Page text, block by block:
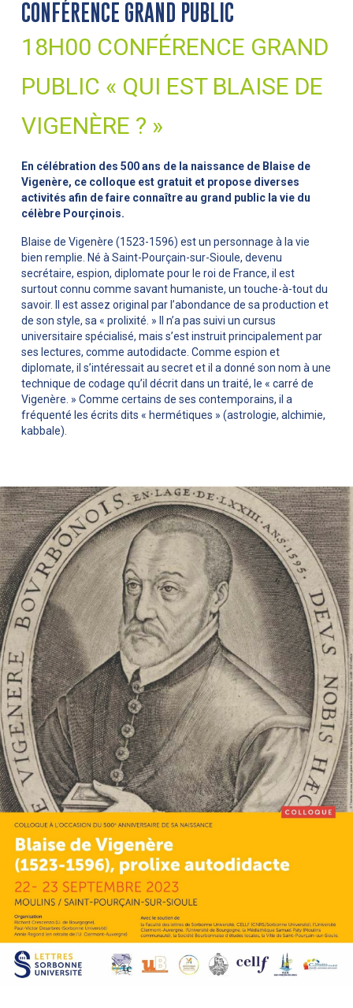
CONFÉRENCE GRAND PUBLIC
18H00 CONFÉRENCE GRAND
PUBLIC « QUI EST BLAISE DE
VIGENÈRE ? »
En célébration des 500 ans de la naissance de Blaise de
Vigenère, ce colloque est gratuit et propose diverses
activités afin de faire connaître au grand public la vie du
célèbre Pourçinois.
Blaise de Vigenère (1523-1596) est un personnage à la vie
bien remplie. Né à Saint-Pourçain-sur-Sioule, devenu
secrétaire, espion, diplomate pour le roi de France, il est
surtout connu comme savant humaniste, un touche-à-tout du
savoir. Il est assez original par l’abondance de sa production et
de son style, sa « prolixité. » Il n’a pas suivi un cursus
universitaire spécialisé, mais s’est instruit principalement par
ses lectures, comme autodidacte. Comme espion et
diplomate, il s’intéressait au secret et il a donné son nom à une
technique de codage qu’il décrit dans un traité, le « carré de
Vigenère. » Comme certains de ses contemporains, il a
fréquenté les écrits dits « hermétiques » (astrologie, alchimie,
kabbale).